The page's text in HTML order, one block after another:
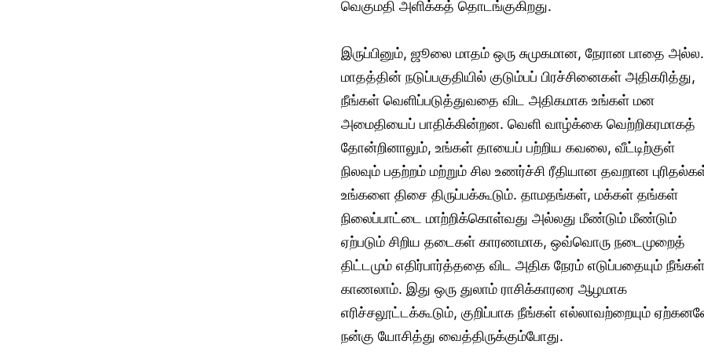
வெகுமதி அளிக்கத் தொடங்குகிறது.
இருப்பினும், ஜூலை மாதம் ஒரு சுமுகமான, நேரான பாதை அல்ல.
மாதத்தின் நடுப்பகுதியில் குடும்பப் பிரச்சினைகள் அதிகரித்து,
நீங்கள் வெளிப்படுத்துவதை விட அதிகமாக உங்கள் மன
அமைதியைப் பாதிக்கின்றன. வெளி வாழ்க்கை வெற்றிகரமாகத்
தோன்றினாலும், உங்கள் தாயைப் பற்றிய கவலை, வீட்டிற்குள்
நிலவும் பதற்றம் மற்றும் சில உணர்ச்சி ரீதியான தவறான
உங்களை திசை திருப்பக்கூடும். தாமதங்கள், மக்கள் தங்கள்
நிலைப்பாட்டை மாற்றிக்கொள்வது அல்லது மீண்டும் மீண்டும்
ஏற்படும் சிறிய தடைகள் காரணமாக, ஒவ்வொரு நடைமுறைத்
திட்டமும் எதிர்பார்த்ததை விட அதிக நேரம் எடுப்பதையும் நீங்கள்
காணலாம். இது ஒரு துலாம் ராசிக்காரரை ஆழமாக
எரிச்சலூட்டக்கூடும், குறிப்பாக நீங்கள் எல்லாவற்றையும்
நன்கு யோசித்து வைத்திருக்கும்போது.